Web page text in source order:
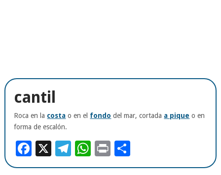
cantil
Roca en la costa o en el fondo del mar, cortada a pique o en
forma de escalón.
Facebook
X Telegram
WhatsApp
Print